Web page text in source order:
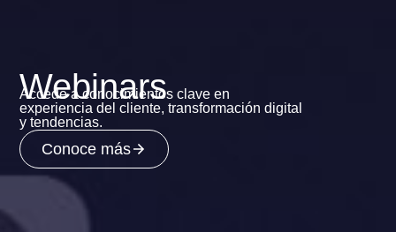
Webinars
Accede a conocimientos clave en
experiencia del cliente, transformación digital
y tendencias.
Conoce más